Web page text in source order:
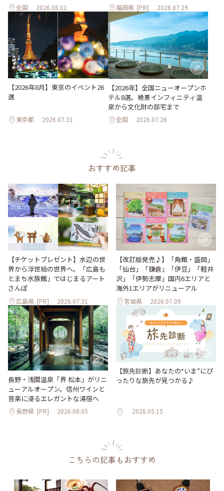
全国 2026.08.01 福岡県 [PR] 2026.07.29
【2026年8月】東京のイベント26
選
東京都 2026.07.31
【2026年】全国ニューオープンホ
テル8選。絶景インフィニティ温
泉から文化財の邸宅まで
全国 2026.07.26
おすすめ記事
【チケットプレゼント】水辺の世
界から浮世絵の世界へ。「広島も
とまち水族館」ではじまるアート
さんぽ
広島県 [PR] 2026.07.31
【改訂版発売♪】「角館・盛岡」
「仙台」「鎌倉」「伊豆」「軽井
沢」「伊勢志摩」国内6エリアと
海外1エリアがリニューアル
宮城県 2026.07.09
長野・浅間温泉「界 松本」がリニ
ューアルオープン。信州ワインと
音楽に浸るエレガントな湯宿へ
長野県 [PR] 2026.08.05
【旅先診断】あなたの“いま”にぴ
ったりな旅先が見つかる♪
2026.05.15
こちらの記事もおすすめ